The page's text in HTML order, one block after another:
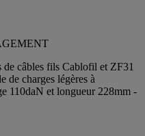
de câbles fils Cablofil et ZF31
de charges légères à
110daN et longueur 228mm -